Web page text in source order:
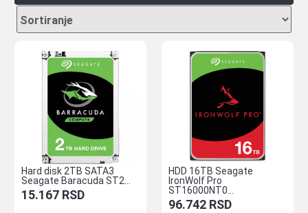
Hard disk 2TB SATA3
Seagate Baracuda ST2...
15.167 RSD
HDD 16TB Seagate
IronWolf Pro
ST16000NT0...
96.742 RSD